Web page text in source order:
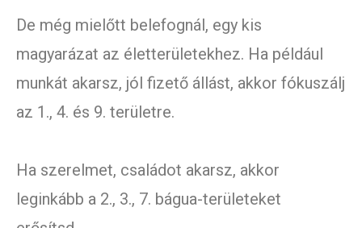
De még mielőtt belefognál, egy kis
magyarázat az életterületekhez. Ha például
munkát akarsz, jól fizető állást, akkor fókuszálj
az 1., 4. és 9. területre.
Ha szerelmet, családot akarsz, akkor
leginkább a 2., 3., 7. bágua-területeket